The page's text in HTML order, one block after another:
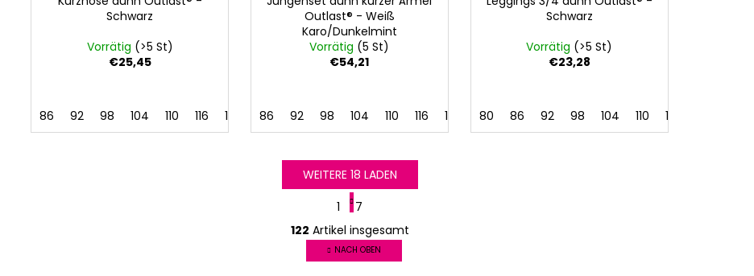
Schwarz
Vorrätig (>5 St)
€25,45
86 92 98 104 110 116 122 128
Outlast® - Weiß
Karo/Dunkelmint
Vorrätig (5 St)
€54,21
86 92 98 104 110 116 122 128
Schwarz
Vorrätig (>5 St)
€23,28
80 86 92 98 104 110 116
S
t
e
WEITERE 18 LADEN
P
a
g
i
n
1
7
122 Artikel insgesamt
NACH OBEN